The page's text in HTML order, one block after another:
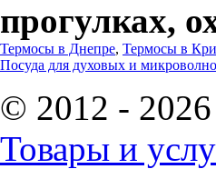
прогулках,
Термосы в Днепре, Термосы в
Посуда для духовых и
© 2012 -
Товары и